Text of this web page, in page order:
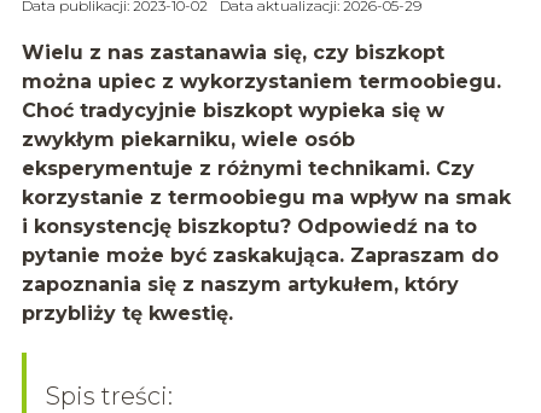
Data publikacji: 2023-10-02 Data aktualizacji: 2026-05-29
Wielu z nas zastanawia się, czy biszkopt
można upiec z wykorzystaniem termoobiegu.
Choć tradycyjnie biszkopt wypieka się w
zwykłym piekarniku, wiele osób
eksperymentuje z różnymi technikami. Czy
korzystanie z termoobiegu ma wpływ na smak
i konsystencję biszkoptu? Odpowiedź na to
pytanie może być zaskakująca. Zapraszam do
zapoznania się z naszym artykułem, który
przybliży tę kwestię.
Spis treści: